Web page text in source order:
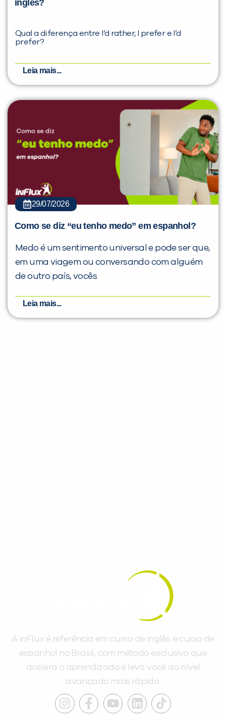
inglês?
Qual a diferença entre I’d rather, I prefer e I’d
prefer?
Leia mais...
29/07/2026
Como se diz “eu tenho medo” em espanhol?
Medo é um sentimento universal e pode ser que,
em uma viagem ou conversando com alguém
de outro país, vocês
Leia mais...
A inFlux é referência em curso de inglês e curso de
espanhol no Brasil, com método exclusivo que
acelera o aprendizado e leva você ao nível
avançado mais rápido.